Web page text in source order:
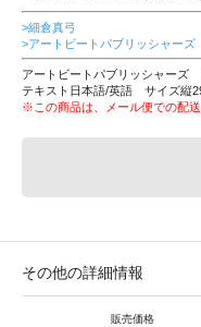
>細倉真弓
>アートビートパブリッシャーズ
アートビートパブリッシャーズ
テキスト日本語/英語 サイズ縦
※この商品は、メール便での配送
その他の詳細情報
販売価格